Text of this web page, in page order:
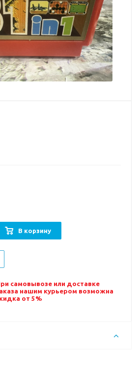
В корзину
самовывозе или доставке
нашим курьером возможна
от 5%